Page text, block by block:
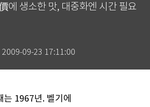
생소한 맛, 대중화엔 시간 필요
2009-09-23 17:11:00
1967년. 벨기에